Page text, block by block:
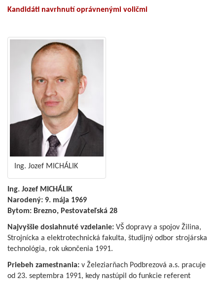
Kandidáti navrhnutí oprávnenými voličmi
Ing. Jozef MICHÁLIK
Ing. Jozef MICHÁLIK
Narodený: 9. mája 1969
Bytom: Brezno, Pestovateľská 28
Najvyššie dosiahnuté vzdelanie: VŠ dopravy a spojov Žilina,
Strojnícka a elektrotechnická fakulta, študijný odbor strojárska
technológia, rok ukončenia 1991.
Priebeh zamestnania: v Železiarňach Podbrezová a.s. pracuje
od 23. septembra 1991, kedy nastúpil do funkcie referent